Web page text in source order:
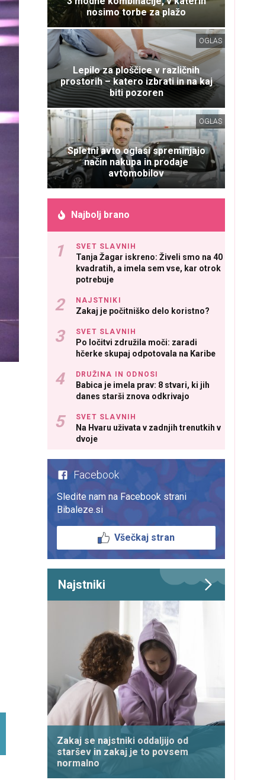
nosimo torbe za plažo
OGLAS
Lepilo za ploščice v različnih
prostorih – katero izbrati in na kaj
biti pozoren
OGLAS
Spletni avto oglasi spreminjajo
način nakupa in prodaje
avtomobilov
Najbolj brano
SVET SLAVNIH
Tanja Žagar iskreno: Živeli smo na 40
kvadratih, a imela sem vse, kar otrok
potrebuje
NAJSTNIKI
Zakaj je počitniško delo koristno?
SVET SLAVNIH
Po ločitvi združila moči: zaradi
hčerke skupaj odpotovala na Karibe
DRUŽINA IN ODNOSI
Babica je imela prav: 8 stvari, ki jih
danes starši znova odkrivajo
SVET SLAVNIH
Na Hvaru uživata v zadnjih trenutkih v
dvoje
Facebook
Sledite nam na Facebook strani
Bibaleze.si
Všečkaj stran
Najstniki
Zakaj se najstniki oddaljijo od
staršev in zakaj je to povsem
normalno